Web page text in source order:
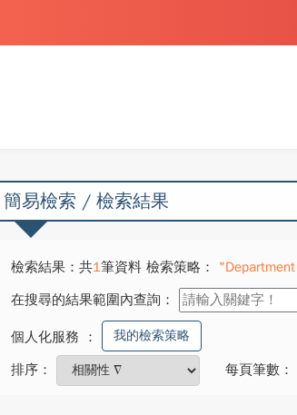
簡易檢索 / 檢索結果
檢索結果：共1筆資料 檢索策略：
在搜尋的結果範圍內查詢：
個人化服務 ： 我的檢索策略
排序： 每頁筆數：